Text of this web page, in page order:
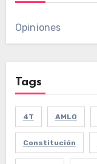
Opiniones
Tags
4T AMLO
Constitución